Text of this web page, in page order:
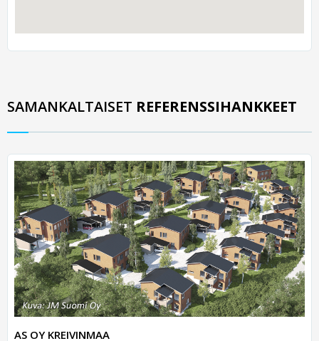
SAMANKALTAISET REFERENSSIHANKKEET
AS OY KREIVINMAA